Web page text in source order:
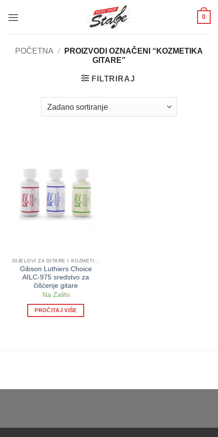
0
POČETNA /
PROIZVODI OZNAČENI “KOZMETIKA
GITARE”
FILTRIRAJ
Gibson Luthiers Choice
AILC-975 sredstvo za
čišćenje gitare
Na Zalihi
PROČITAJ VIŠE